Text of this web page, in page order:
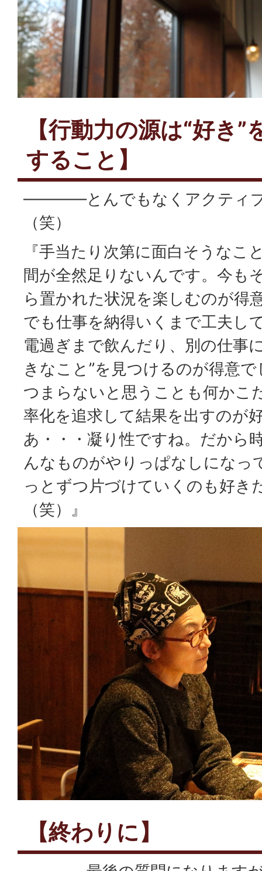
【行動力の源は“好き
すること】
――――とんでもなくアクティ
（笑）
『手当たり次第に面白そうなこ
間が全然足りないんです。今も
ら置かれた状況を楽しむのが得
でも仕事を納得いくまで工夫し
電過ぎまで飲んだり、別の仕事
きなこと”を見つけるのが得意
つまらないと思うことも何かこ
率化を追求して結果を出すのが
あ・・・凝り性ですね。だから
んなものがやりっぱなしになっ
っとずつ片づけていくのも好き
（笑）』
【終わりに】